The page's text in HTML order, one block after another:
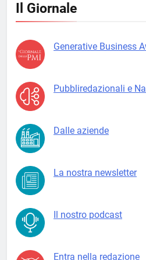
Il Giornale
Generative Business
Pubbliredazionali e
Dalle aziende
La nostra newsletter
Il nostro podcast
Entra nella redazione